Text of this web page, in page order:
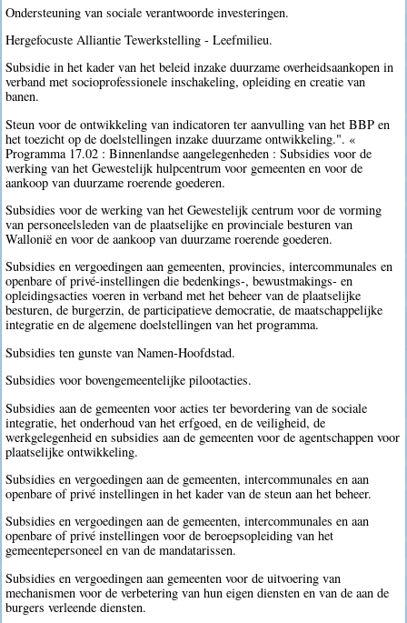
Ondersteuning van sociale verantwoorde investeringen.
Hergefocuste Alliantie Tewerkstelling - Leefmilieu.
Subsidie in het kader van het beleid inzake duurzame overheidsaankopen in
verband met socioprofessionele inschakeling, opleiding en creatie van
banen.
Steun voor de ontwikkeling van indicatoren ter aanvulling van het BBP en
het toezicht op de doelstellingen inzake duurzame ontwikkeling.". «
Programma 17.02 : Binnenlandse aangelegenheden : Subsidies voor de
werking van het Gewestelijk hulpcentrum voor gemeenten en voor de
aankoop van duurzame roerende goederen.
Subsidies voor de werking van het Gewestelijk centrum voor de vorming
van personeelsleden van de plaatselijke en provinciale besturen van
Wallonië en voor de aankoop van duurzame roerende goederen.
Subsidies en vergoedingen aan gemeenten, provincies, intercommunales en
openbare of privé-instellingen die bedenkings-, bewustmakings- en
opleidingsacties voeren in verband met het beheer van de plaatselijke
besturen, de burgerzin, de participatieve democratie, de maatschappelijke
integratie en de algemene doelstellingen van het programma.
Subsidies ten gunste van Namen-Hoofdstad.
Subsidies voor bovengemeentelijke pilootacties.
Subsidies aan de gemeenten voor acties ter bevordering van de sociale
integratie, het onderhoud van het erfgoed, en de veiligheid, de
werkgelegenheid en subsidies aan de gemeenten voor de agentschappen voor
plaatselijke ontwikkeling.
Subsidies en vergoedingen aan de gemeenten, intercommunales en aan
openbare of privé instellingen in het kader van de steun aan het beheer.
Subsidies en vergoedingen aan de gemeenten, intercommunales en aan
openbare of privé instellingen voor de beroepsopleiding van het
gemeentepersoneel en van de mandatarissen.
Subsidies en vergoedingen aan gemeenten voor de uitvoering van
mechanismen voor de verbetering van hun eigen diensten en van de aan de
burgers verleende diensten.